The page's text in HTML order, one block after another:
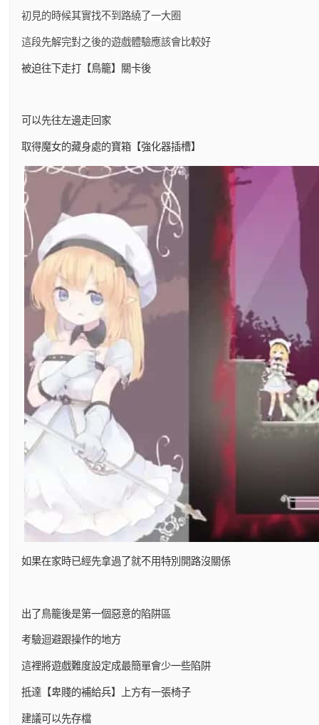
初見的時候其實找不到路繞了一大圈
這段先解完對之後的遊戲體驗應該會比較好
被迫往下走打【鳥籠】關卡後
可以先往左邊走回家
取得魔女的藏身處的寶箱【強化器插槽】
如果在家時已經先拿過了就不用特別開路沒關係
出了鳥籠後是第一個惡意的陷阱區
考驗迴避跟操作的地方
這裡將遊戲難度設定成最簡單會少一些陷阱
抵達【卑賤的補給兵】上方有一張椅子
建議可以先存檔